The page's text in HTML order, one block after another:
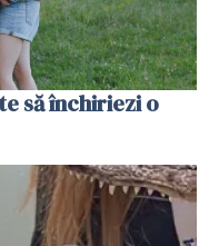
să închiriezi o